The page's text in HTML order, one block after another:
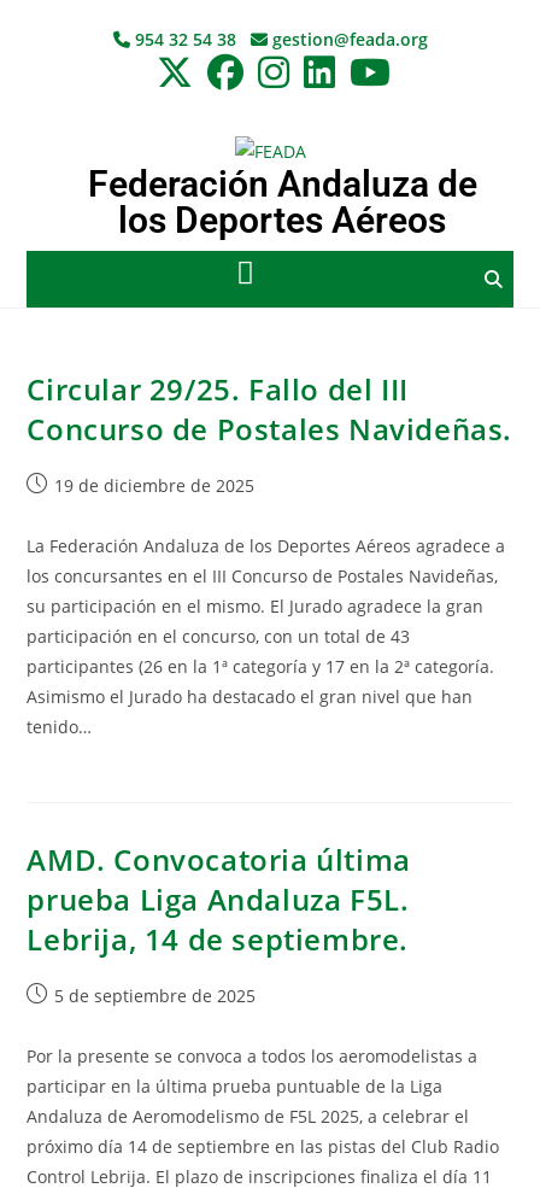
954 32 54 38 gestion@feada.org
Federación Andaluza de
los Deportes Aéreos
Circular 29/25. Fallo del III
Concurso de Postales Navideñas.
19 de diciembre de 2025
La Federación Andaluza de los Deportes Aéreos agradece a
los concursantes en el III Concurso de Postales Navideñas,
su participación en el mismo. El Jurado agradece la gran
participación en el concurso, con un total de 43
participantes (26 en la 1ª categoría y 17 en la 2ª categoría.
Asimismo el Jurado ha destacado el gran nivel que han
tenido…
AMD. Convocatoria última
prueba Liga Andaluza F5L.
Lebrija, 14 de septiembre.
5 de septiembre de 2025
Por la presente se convoca a todos los aeromodelistas a
participar en la última prueba puntuable de la Liga
Andaluza de Aeromodelismo de F5L 2025, a celebrar el
próximo día 14 de septiembre en las pistas del Club Radio
Control Lebrija. El plazo de inscripciones finaliza el día 11